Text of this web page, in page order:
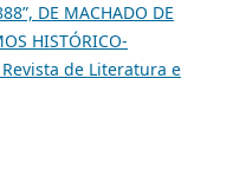
DE MACHADO DE
HISTÓRICO-
de Literatura e